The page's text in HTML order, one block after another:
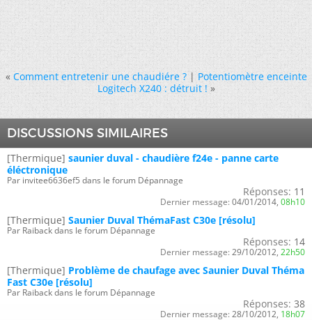
« Comment entretenir une chaudiére ?|Potentiomètre enceinte
Logitech X240 : détruit ! »
DISCUSSIONS SIMILAIRES
[Thermique] saunier duval - chaudière f24e - panne carte
éléctronique
Par invitee6636ef5 dans le forum Dépannage
Réponses: 11
Dernier message: 04/01/2014, 08h10
[Thermique] Saunier Duval ThémaFast C30e [résolu]
Par Raiback dans le forum Dépannage
Réponses: 14
Dernier message: 29/10/2012, 22h50
[Thermique] Problème de chaufage avec Saunier Duval Théma
Fast C30e [résolu]
Par Raiback dans le forum Dépannage
Réponses: 38
Dernier message: 28/10/2012, 18h07